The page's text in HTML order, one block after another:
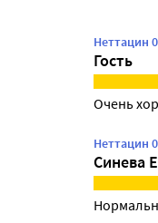
Неттацин
Гость
Очень
Неттацин
Синева